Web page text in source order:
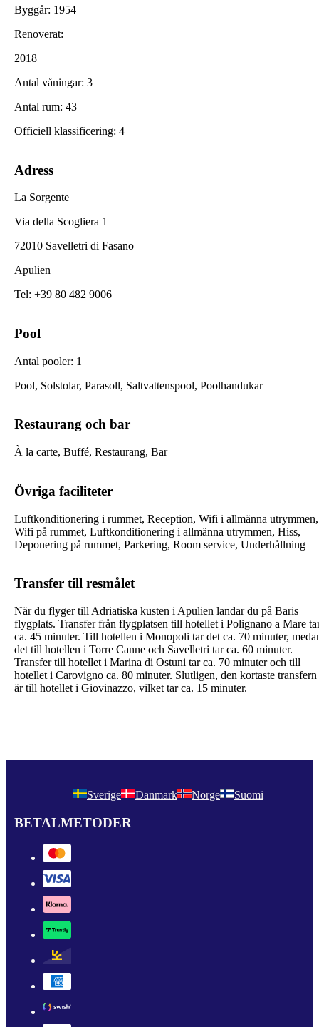
Byggår: 1954
Renoverat:
2018
Antal våningar: 3
Antal rum: 43
Officiell klassificering: 4
Adress
La Sorgente
Via della Scogliera 1
72010 Savelletri di Fasano
Apulien
Tel: +39 80 482 9006
Pool
Antal pooler: 1
Pool, Solstolar, Parasoll, Saltvattenspool, Poolhandukar
Restaurang och bar
À la carte, Buffé, Restaurang, Bar
Övriga faciliteter
Luftkonditionering i rummet, Reception, Wifi i allmänna utrymmen,
Wifi på rummet, Luftkonditionering i allmänna utrymmen, Hiss,
Deponering på rummet, Parkering, Room service, Underhållning
Transfer till resmålet
När du flyger till Adriatiska kusten i Apulien landar du på Baris
flygplats. Transfer från flygplatsen till hotellet i Polignano a Mare
ca. 45 minuter. Till hotellen i Monopoli tar det ca. 70 minuter,
det till hotellen i Torre Canne och Savelletri tar ca. 60 minuter.
Transfer till hotellet i Marina di Ostuni tar ca. 70 minuter och till
hotellet i Carovigno ca. 80 minuter. Slutligen, den kortaste transfern
är till hotellet i Giovinazzo, vilket tar ca. 15 minuter.
Sverige Danmark Norge Suomi
BETALMETODER